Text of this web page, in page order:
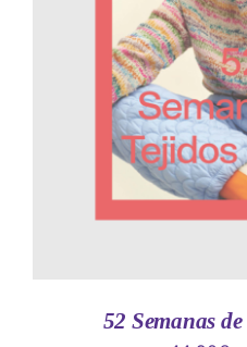
AÑADIR AL
DETALLES
52 Semanas